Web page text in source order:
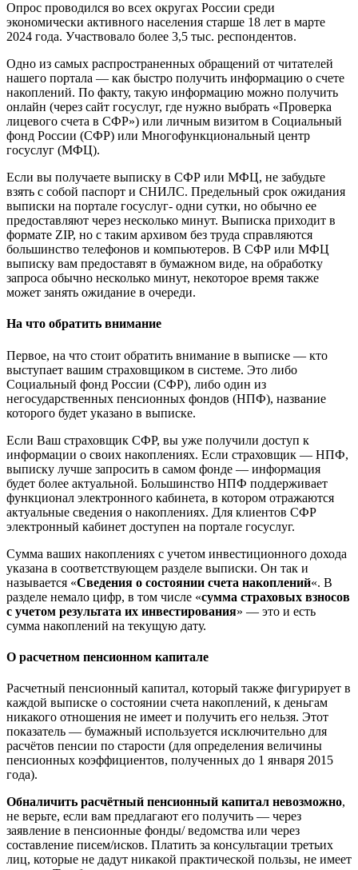
Опрос проводился во всех округах России среди
экономически активного населения старше 18 лет в марте
2024 года. Участвовало более 3,5 тыс. респондентов.
Одно из самых распространенных обращений от читателей
нашего портала — как быстро получить информацию о счете
накоплений. По факту, такую информацию можно получить
онлайн (через сайт госуслуг, где нужно выбрать «Проверка
лицевого счета в СФР») или личным визитом в Социальный
фонд России (СФР) или Многофункциональный центр
госуслуг (МФЦ).
Если вы получаете выписку в СФР или МФЦ, не забудьте
взять с собой паспорт и СНИЛС. Предельный срок ожидания
выписки на портале госуслуг- одни сутки, но обычно ее
предоставляют через несколько минут. Выписка приходит в
формате ZIP, но с таким архивом без труда справляются
большинство телефонов и компьютеров. В СФР или МФЦ
выписку вам предоставят в бумажном виде, на обработку
запроса обычно несколько минут, некоторое время также
может занять ожидание в очереди.
На что обратить внимание
Первое, на что стоит обратить внимание в выписке — кто
выступает вашим страховщиком в системе. Это либо
Социальный фонд России (СФР), либо один из
негосударственных пенсионных фондов (НПФ), название
которого будет указано в выписке.
Если Ваш страховщик СФР, вы уже получили доступ к
информации о своих накоплениях. Если страховщик — НПФ,
выписку лучше запросить в самом фонде — информация
будет более актуальной. Большинство НПФ поддерживает
функционал электронного кабинета, в котором отражаются
актуальные сведения о накоплениях. Для клиентов СФР
электронный кабинет доступен на портале госуслуг.
Сумма ваших накоплениях с учетом инвестиционного дохода
указана в соответствующем разделе выписки. Он так и
называется «Сведения о состоянии счета накоплений«. В
разделе немало цифр, в том числе «сумма страховых взносов
с учетом результата их инвестирования» — это и есть
сумма накоплений на текущую дату.
О расчетном пенсионном капитале
Расчетный пенсионный капитал, который также фигурирует в
каждой выписке о состоянии счета накоплений, к деньгам
никакого отношения не имеет и получить его нельзя. Этот
показатель — бумажный используется исключительно для
расчётов пенсии по старости (для определения величины
пенсионных коэффициентов, полученных до 1 января 2015
года).
Обналичить расчётный пенсионный капитал невозможно,
не верьте, если вам предлагают его получить — через
заявление в пенсионные фонды/ ведомства или через
составление писем/исков. Платить за консультации третьих
лиц, которые не дадут никакой практической пользы, не имеет